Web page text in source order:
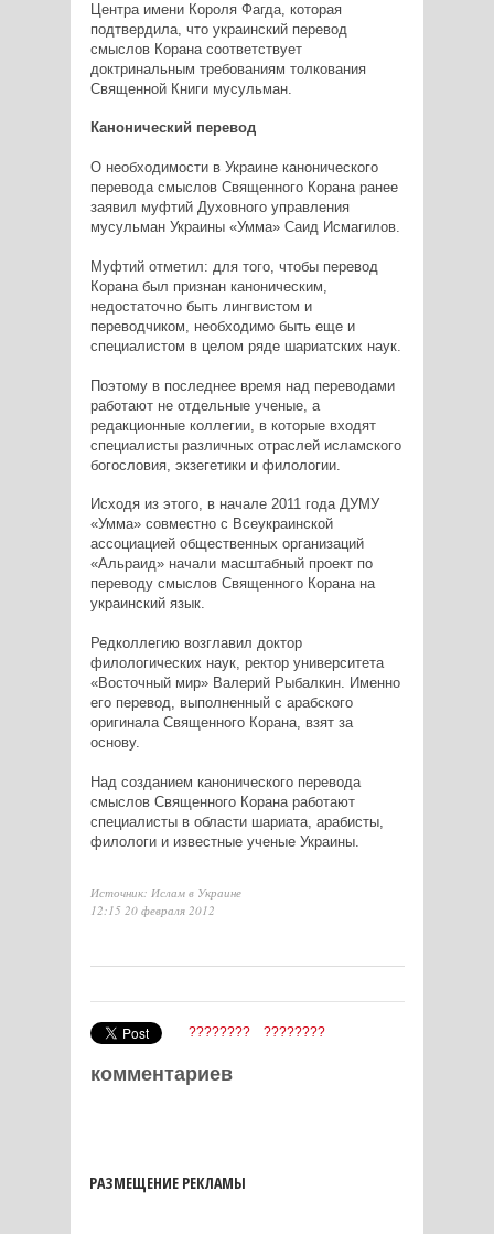
Центра имени Короля Фагда, которая
подтвердила, что украинский перевод
смыслов Корана соответствует
доктринальным требованиям толкования
Священной Книги мусульман.
Канонический перевод
О необходимости в Украине канонического
перевода смыслов Священного Корана ранее
заявил муфтий Духовного управления
мусульман Украины «Умма» Саид Исмагилов.
Муфтий отметил: для того, чтобы перевод
Корана был признан каноническим,
недостаточно быть лингвистом и
переводчиком, необходимо быть еще и
специалистом в целом ряде шариатских наук.
Поэтому в последнее время над переводами
работают не отдельные ученые, а
редакционные коллегии, в которые входят
специалисты различных отраслей исламского
богословия, экзегетики и филологии.
Исходя из этого, в начале 2011 года ДУМУ
«Умма» совместно с Всеукраинской
ассоциацией общественных организаций
«Альраид» начали масштабный проект по
переводу смыслов Священного Корана на
украинский язык.
Редколлегию возглавил доктор
филологических наук, ректор университета
«Восточный мир» Валерий Рыбалкин. Именно
его перевод, выполненный с арабского
оригинала Священного Корана, взят за
основу.
Над созданием канонического перевода
смыслов Священного Корана работают
специалисты в области шариата, арабисты,
филологи и известные ученые Украины.
Источник: Ислам в Украине
12:15 20 февраля 2012
???????? ????????
комментариев
РАЗМЕЩЕНИЕ РЕКЛАМЫ